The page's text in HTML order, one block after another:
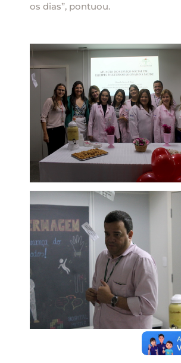
os dias”, pontuou.